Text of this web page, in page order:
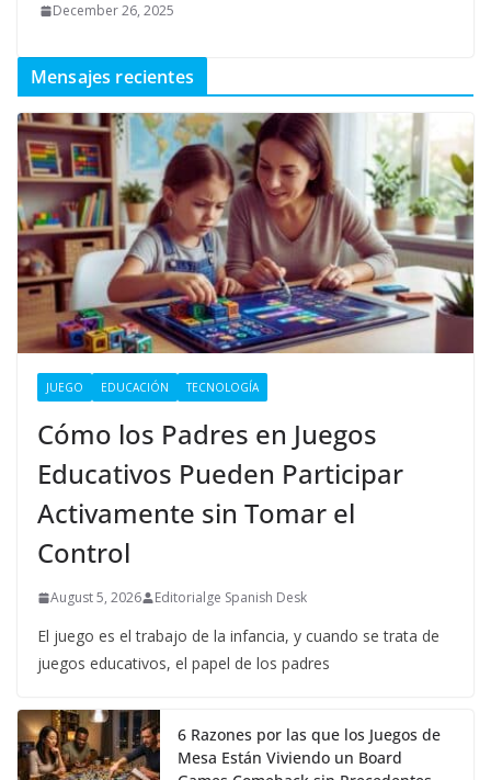
December 26, 2025
Mensajes recientes
JUEGO EDUCACIÓN TECNOLOGÍA
Cómo los Padres en Juegos
Educativos Pueden Participar
Activamente sin Tomar el
Control
August 5, 2026 Editorialge Spanish Desk
El juego es el trabajo de la infancia, y cuando se trata de
juegos educativos, el papel de los padres
6 Razones por las que los Juegos de
Mesa Están Viviendo un Board